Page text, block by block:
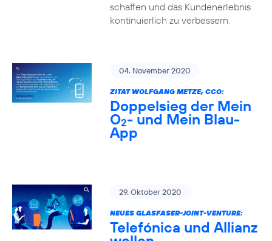
schaffen und das Kundenerlebnis
kontinuierlich zu verbessern.
04. November 2020
ZITAT WOLFGANG METZE, CCO:
Doppelsieg der Mein
O2- und Mein Blau-
App
29. Oktober 2020
NEUES GLASFASER-JOINT-VENTURE:
Telefónica und Allianz